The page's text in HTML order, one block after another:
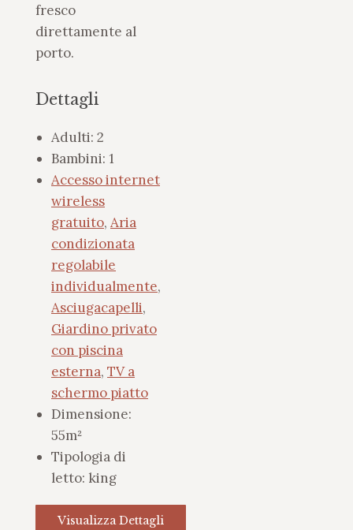
fresco
direttamente al
porto.
Dettagli
Adulti: 2
Bambini: 1
Accesso internet
wireless
gratuito, Aria
condizionata
regolabile
individualmente,
Asciugacapelli,
Giardino privato
con piscina
esterna, TV a
schermo piatto
Dimensione:
55m²
Tipologia di
letto: king
Visualizza Dettagli